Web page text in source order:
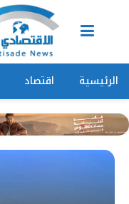
الرئيسية اقتصاد